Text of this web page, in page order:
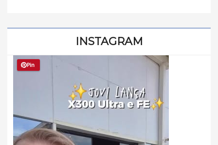
INSTAGRAM
Pin